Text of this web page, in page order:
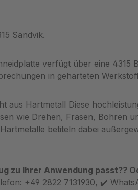
Sandvik.
verfügt über eine
in gehärteten
aus Hartmetall Diese
wie Drehen, Fräsen, Bohren
betiteln dabei
zu Ihrer Anwendung passt??
+49 2822 7131930, ✔️